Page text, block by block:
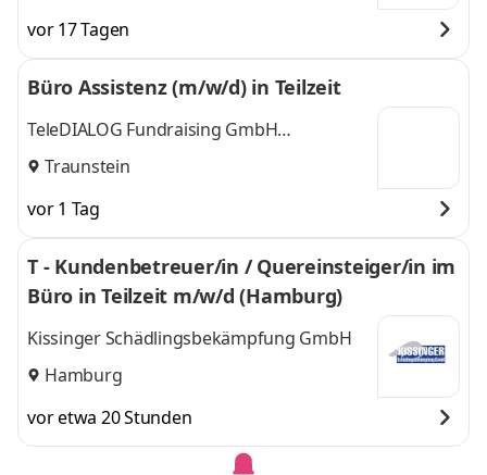
vor 17 Tagen
Büro Assistenz (m/w/d) in Teilzeit
TeleDIALOG Fundraising GmbH
Deutschland (österr.) Zweigniederlassung
Traunstein
vor 1 Tag
T - Kundenbetreuer/in / Quereinsteiger/in im
Büro in Teilzeit m/w/d (Hamburg)
Kissinger Schädlingsbekämpfung GmbH
Hamburg
vor etwa 20 Stunden